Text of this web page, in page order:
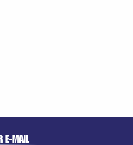
E-MAIL